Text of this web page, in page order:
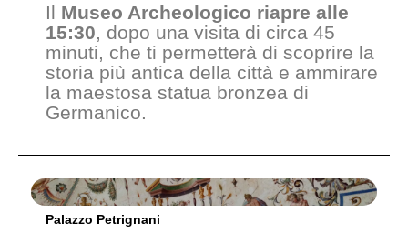
Il Museo Archeologico riapre alle
15:30, dopo una visita di circa 45
minuti, che ti permetterà di scoprire la
storia più antica della città e ammirare
la maestosa statua bronzea di
Germanico.
Palazzo Petrignani